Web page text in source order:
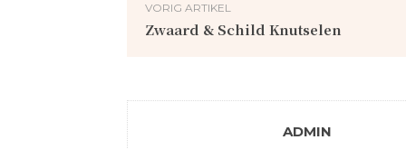
VORIG ARTIKEL
Zwaard & Schild Knutselen
ADMIN